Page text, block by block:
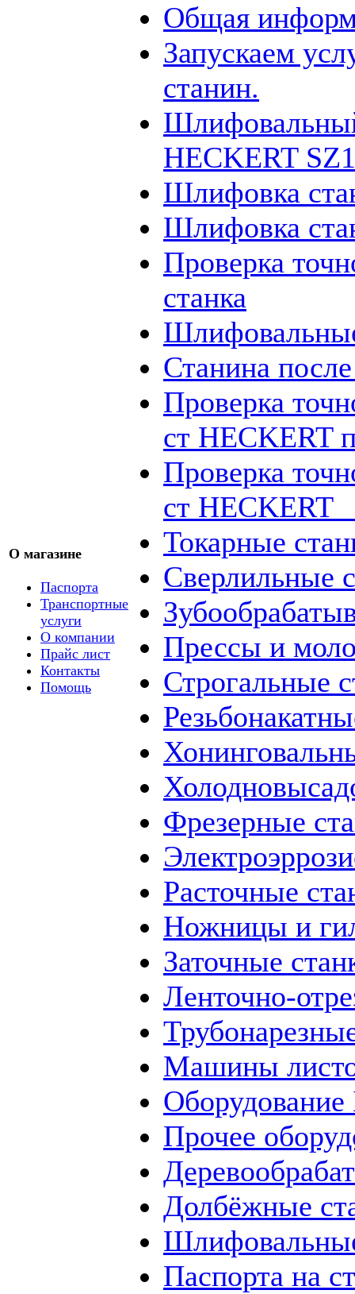
О магазине
Паспорта
Транспортные
услуги
О компании
Прайс лист
Контакты
Помощь
Общая
Запускаем
станин.
HECKERT
Шлифовка
Шлифовка
Проверка
станка
Станина
Проверка
ст HECKERT
Проверка
ст HECKERT
Токарные
Сверлильные
Прессы и
Строгальные
Фрезерные
Расточные
Ножницы и
Заточные
Ленточно-
Машины
Прочее
Долбёжные
Паспорта на